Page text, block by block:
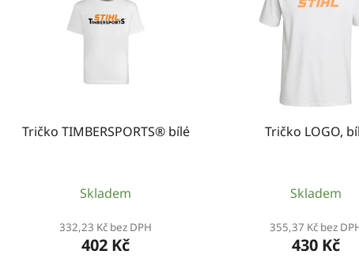
Tričko TIMBERSPORTS® bílé
Skladem
332,23 Kč bez DPH
402 Kč
Tričko LOGO,
Skladem
355,37 Kč bez
430 Kč